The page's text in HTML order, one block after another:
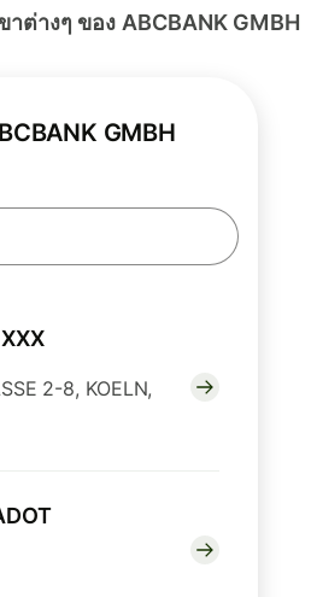
ต่างๆ ของ ABCBANK GMBH
GMBH
2-8, KOELN,